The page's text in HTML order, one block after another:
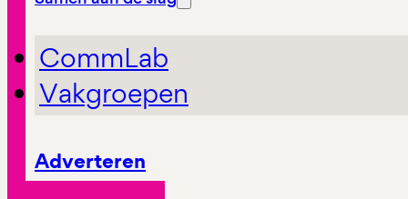
CommLab
Vakgroepen
Adverteren